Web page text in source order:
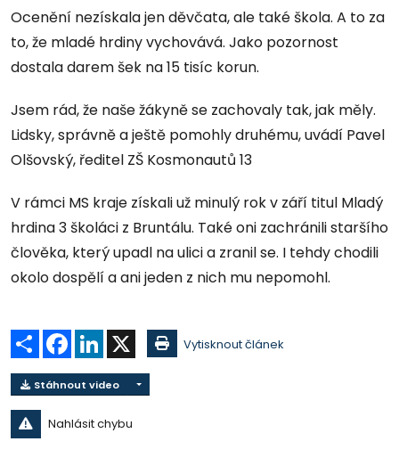
Ocenění nezískala jen děvčata, ale také škola. A to za
to, že mladé hrdiny vychovává. Jako pozornost
dostala darem šek na 15 tisíc korun.
Jsem rád, že naše žákyně se zachovaly tak, jak měly.
Lidsky, správně a ještě pomohly druhému, uvádí Pavel
Olšovský, ředitel ZŠ Kosmonautů 13
V rámci MS kraje získali už minulý rok v září titul Mladý
hrdina 3 školáci z Bruntálu. Také oni zachránili staršího
člověka, který upadl na ulici a zranil se. I tehdy chodili
okolo dospělí a ani jeden z nich mu nepomohl.
Sdílet Facebook
LinkedIn Vytisknout článek
Stáhnout video
Nahlásit chybu